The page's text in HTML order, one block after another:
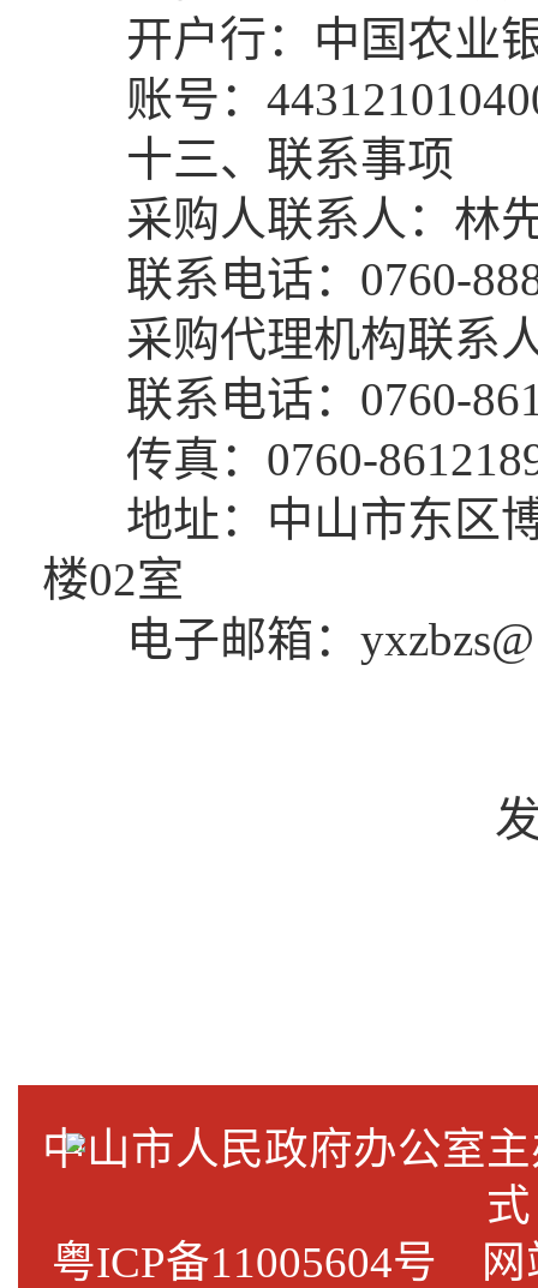
开户行：中国农业银
账号：
十三、联系事项
采购人联系人：林
联系电话：0760-
采购代理机构联系
联系电话：0760-
传真：0760-
地址：中山市东区博
楼02室
电子邮箱：
中山市人民政府办公
式
粤ICP备11005604号 网